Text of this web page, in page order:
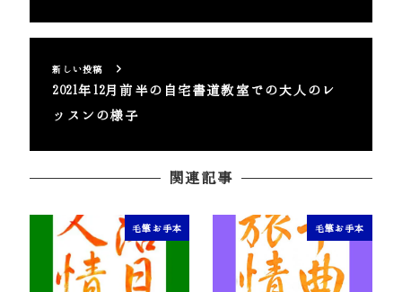
新しい投稿
2021年12月前半の自宅書道教室での大人のレ
ッスンの様子
関連記事
毛筆お手本 毛筆お手本